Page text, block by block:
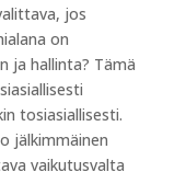
jos
on
ja hallinta? Tämä
tosiasiallisesti.
jälkimmäinen
vaikutusvalta